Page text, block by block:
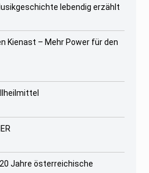
lebendig erzählt
Kienast – Mehr Power für den
Jahre österreichische